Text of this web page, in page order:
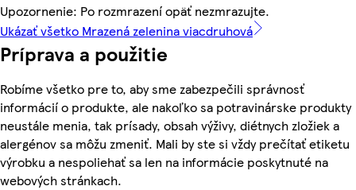
Upozornenie: Po rozmrazení opäť nezmrazujte.
Ukázať všetko Mrazená zelenina viacdruhová
Príprava a použitie
Robíme všetko pre to, aby sme zabezpečili správnosť
informácií o produkte, ale nakoľko sa potravinárske produkty
neustále menia, tak prísady, obsah výživy, diétnych zložiek a
alergénov sa môžu zmeniť. Mali by ste si vždy prečítať etiketu
výrobku a nespoliehať sa len na informácie poskytnuté na
webových stránkach.